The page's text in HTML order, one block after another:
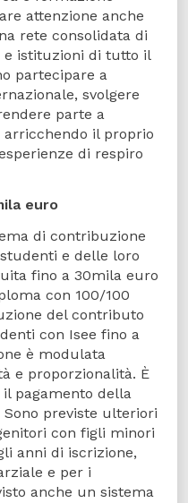
attenzione anche
rete consolidata di
e istituzioni di tutto il
partecipare a
svolgere
parte a
il proprio
di respiro
euro
di contribuzione
e delle loro
fino a 30mila euro
con 100/100
del contributo
con Isee fino a
è modulata
e proporzionalità. È
pagamento della
previste ulteriori
con figli minori
anni di iscrizione,
e per i
anche un sistema